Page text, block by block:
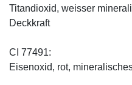
Titandioxid, weisser
Deckkraft
CI 77491:
Eisenoxid, rot,